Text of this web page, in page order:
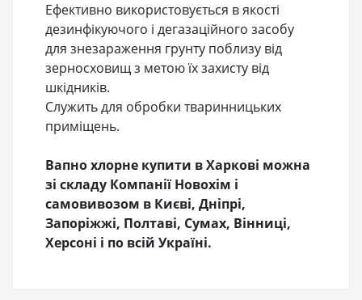
Ефективно використовується в якості
дезинфікуючого і дегазаційного засобу
для знезараження грунту поблизу від
зерносховищ з метою їх захисту від
шкідників.
Служить для обробки тваринницьких
приміщень.
Вапно хлорне купити в Харкові можна
зі складу Компанії Новохім і
самовивозом в Києві, Дніпрі,
Запоріжжі, Полтаві, Сумах, Вінниці,
Херсоні і по всій Україні.